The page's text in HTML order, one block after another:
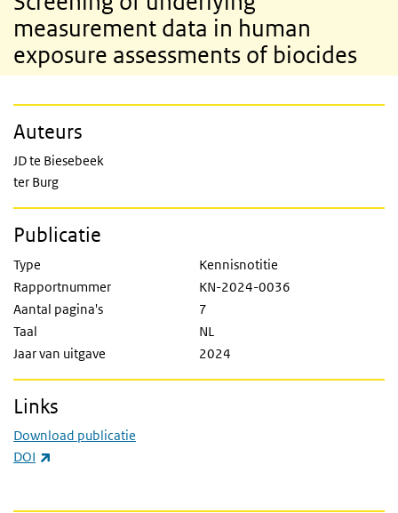
measurement data in human
exposure assessments of biocides
Auteurs
JD te Biesebeek
ter Burg
Publicatie
Type
Kennisnotitie
Rapportnummer
KN-2024-0036
Aantal pagina's
7
Taal
NL
Jaar van uitgave
2024
Links
Download publicatie
DOI